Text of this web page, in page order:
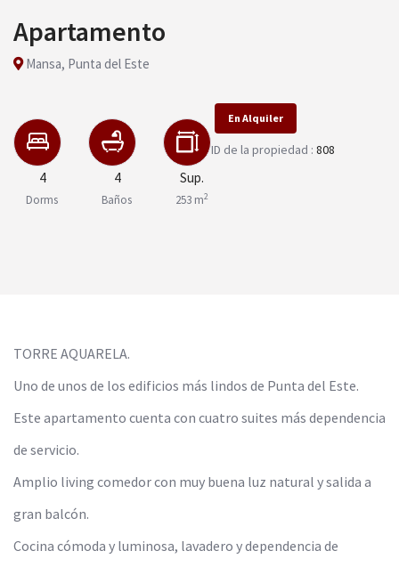
Apartamento
Mansa, Punta del Este
4
Dorms
4
Baños
Sup.
253 m2
En Alquiler
ID de la propiedad : 808
TORRE AQUARELA.
Uno de unos de los edificios más lindos de Punta del Este.
Este apartamento cuenta con cuatro suites más dependencia
de servicio.
Amplio living comedor con muy buena luz natural y salida a
gran balcón.
Cocina cómoda y luminosa, lavadero y dependencia de